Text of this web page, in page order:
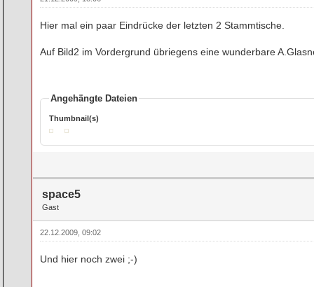
Hier mal ein paar Eindrücke der letzten 2 Stammtische.
Auf Bild2 im Vordergrund übriegens eine wunderbare
Angehängte Dateien
Thumbnail(s)
space5
Gast
22.12.2009, 09:02
Und hier noch zwei ;-)